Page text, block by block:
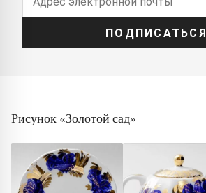
ПОДПИСАТЬСЯ
Рисунок «Золотой сад»